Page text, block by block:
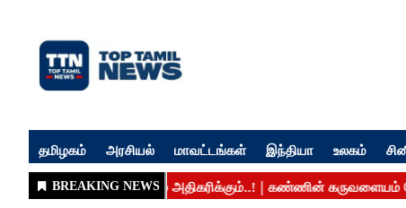
தமிழகம் அரசியல் மாவட்டங்கள் இந்தியா உலகம்